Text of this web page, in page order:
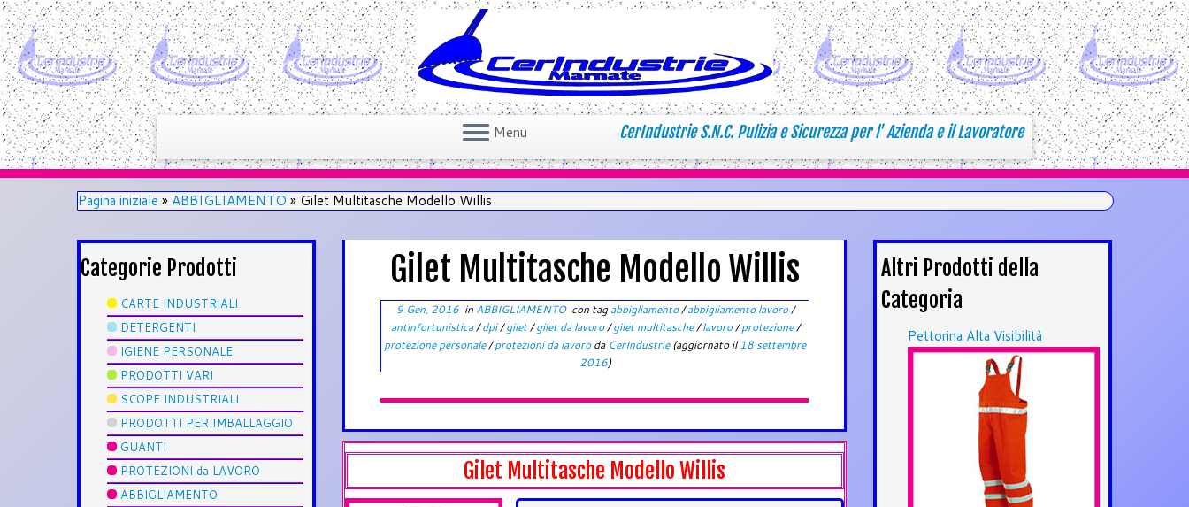
CerIndustrie S.N.C. Pulizia e Sicurezza per l' Azienda e il Lavoratore
Menu
Pagina iniziale » ABBIGLIAMENTO » Gilet Multitasche Modello Willis
Categorie Prodotti
CARTE INDUSTRIALI
DETERGENTI
IGIENE PERSONALE
PRODOTTI VARI
SCOPE INDUSTRIALI
PRODOTTI PER IMBALLAGGIO
GUANTI
PROTEZIONI da LAVORO
ABBIGLIAMENTO
Gilet Multitasche Modello Willis
9 Gen, 2016in ABBIGLIAMENTO con tagabbigliamento/abbigliamento lavoro/
antinfortunistica/dpi/gilet/gilet da lavoro/gilet multitasche/lavoro/protezione/
protezione personale/protezioni da lavoroda CerIndustrie(aggiornato il18 settembre
2016)
Gilet Multitasche Modello Willis
Altri Prodotti della
Categoria
Pettorina Alta Visibilità